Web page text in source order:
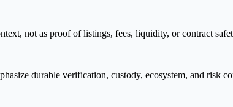
not as proof of listings, fees, liquidity, or contract
durable verification, custody, ecosystem, and risk